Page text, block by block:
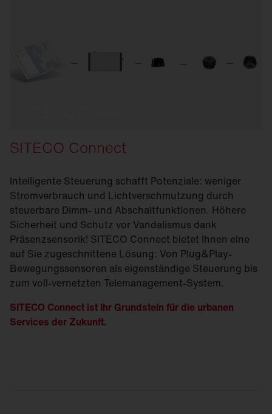
SITECO Connect
Intelligente Steuerung schafft Potenziale: weniger
Stromverbrauch und Lichtverschmutzung durch
steuerbare Dimm- und Abschaltfunktionen. Höhere
Sicherheit und Schutz vor Vandalismus dank
Präsenzsensorik! SITECO Connect bietet Ihnen eine
auf Sie zugeschnittene Lösung: Von Plug&Play-
Bewegungssensoren als eigenständige Steuerung bis
zum voll-vernetzten Telemanagement-System.
SITECO Connect ist Ihr Grundstein für die urbanen
Services der Zukunft.